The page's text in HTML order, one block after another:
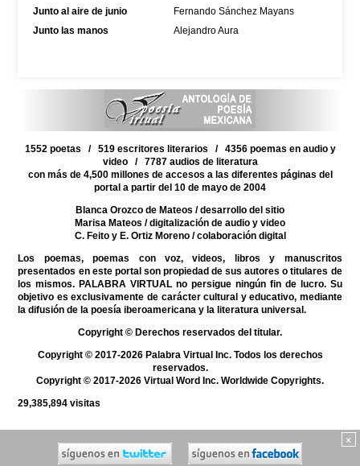
Junto al aire de junio
Fernando Sánchez Mayans
Junto las manos
Alejandro Aura
×
1552 poetas / 519 escritores literarios / 4356 poemas en audio y
video / 7787 audios de literatura
con más de 4,500 millones de accesos a las diferentes páginas del
portal a partir del 10 de mayo de 2004
Blanca Orozco de Mateos / desarrollo del sitio
Marisa Mateos / digitalización de audio y video
C. Feito y E. Ortiz Moreno/ colaboración digital
Los poemas, poemas con voz, videos, libros y manuscritos
presentados en este portal son propiedad de sus autores o titulares de
los mismos. PALABRA VIRTUAL no persigue ningún fin de lucro. Su
objetivo es exclusivamente de carácter cultural y educativo, mediante
la difusión de la poesía iberoamericana y la literatura universal.
Copyright © Derechos reservados del titular.
Copyright © 2017-2026 Palabra Virtual Inc. Todos los derechos
reservados.
Copyright © 2017-2026 Virtual Word Inc. Worldwide Copyrights.
29,385,894 visitas